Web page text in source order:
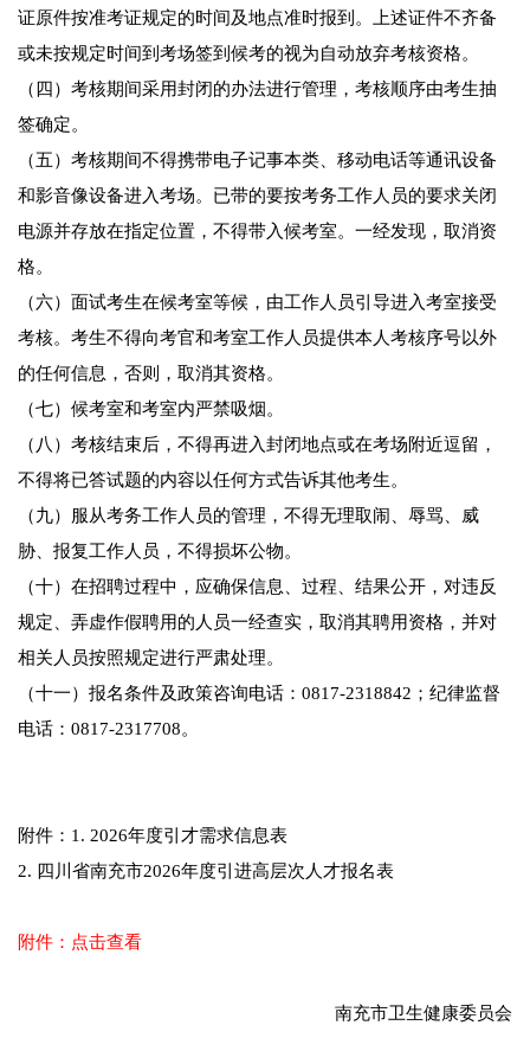
证原件按准考证规定的时间及地点准时报到。上述证件不齐备
或未按规定时间到考场签到候考的视为自动放弃考核资格。
（四）考核期间采用封闭的办法进行管理，考核顺序由考生抽
签确定。
（五）考核期间不得携带电子记事本类、移动电话等通讯设备
和影音像设备进入考场。已带的要按考务工作人员的要求关闭
电源并存放在指定位置，不得带入候考室。一经发现，取消资
格。
（六）面试考生在候考室等候，由工作人员引导进入考室接受
考核。考生不得向考官和考室工作人员提供本人考核序号以外
的任何信息，否则，取消其资格。
（七）候考室和考室内严禁吸烟。
（八）考核结束后，不得再进入封闭地点或在考场附近逗留，
不得将已答试题的内容以任何方式告诉其他考生。
（九）服从考务工作人员的管理，不得无理取闹、辱骂、威
胁、报复工作人员，不得损坏公物。
（十）在招聘过程中，应确保信息、过程、结果公开，对违反
规定、弄虚作假聘用的人员一经查实，取消其聘用资格，并对
相关人员按照规定进行严肃处理。
（十一）报名条件及政策咨询电话：0817-2318842；纪律监督
电话：0817-2317708。
附件：1. 2026年度引才需求信息表
2. 四川省南充市2026年度引进高层次人才报名表
附件：点击查看
南充市卫生健康委员会